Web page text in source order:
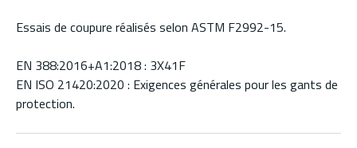
Essais de coupure réalisés selon ASTM F2992-15.
EN 388:2016+A1:2018 : 3X41F
EN ISO 21420:2020 : Exigences générales pour les gants de
protection.